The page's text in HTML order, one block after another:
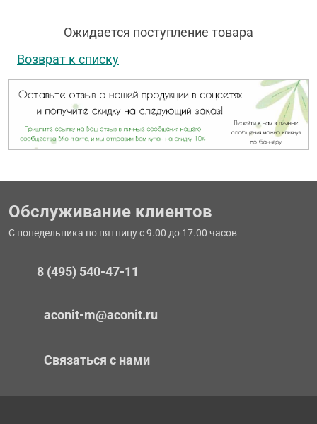
Ожидается поступление товара
Возврат к списку
Обслуживание клиентов
С понедельника по пятницу с 9.00 до 17.00 часов
8 (495) 540-47-11
aconit-m@aconit.ru
Связаться с нами